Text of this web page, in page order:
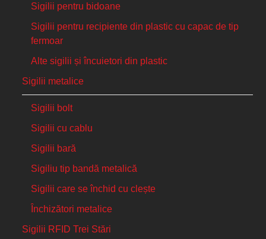
Sigilii pentru bidoane
Sigilii pentru recipiente din plastic cu capac de tip
fermoar
Alte sigilii și încuietori din plastic
Sigilii metalice
Sigilii bolt
Sigilii cu cablu
Sigilii bară
Sigiliu tip bandă metalică
Sigilii care se închid cu clește
Închizători metalice
Sigilii RFID Trei Stări